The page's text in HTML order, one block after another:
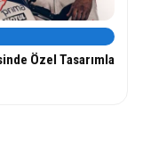
Özel Tasarımla